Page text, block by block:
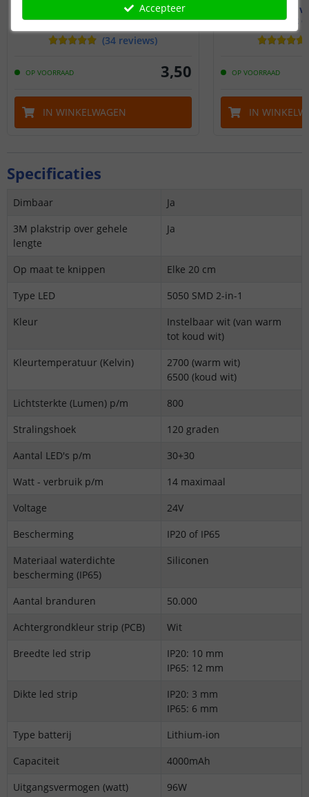
1 meter ledstrip / adapter
verlengkabel
(34 reviews)
OP VOORRAAD 3,50
IN WINKELWAGEN
Accu / batterij
met
OP VOORRAAD
IN
Specificaties
Dimbaar
Ja
3M plakstrip over gehele
lengte
Ja
Op maat te knippen
Elke 20 cm
Type LED
5050 SMD 2-in-1
Kleur
Instelbaar wit (van warm
tot koud wit)
Kleurtemperatuur (Kelvin)
2700 (warm wit)
6500 (koud wit)
Lichtsterkte (Lumen) p/m
800
Stralingshoek
120 graden
Aantal LED's p/m
30+30
Watt - verbruik p/m
14 maximaal
Voltage
24V
Bescherming
IP20 of IP65
Materiaal waterdichte
bescherming (IP65)
Siliconen
Aantal branduren
50.000
Achtergrondkleur strip (PCB)
Wit
Breedte led strip
IP20: 10 mm
IP65: 12 mm
Dikte led strip
IP20: 3 mm
IP65: 6 mm
Type batterij
Lithium-ion
Capaciteit
4000mAh
Uitgangsvermogen (watt)
96W
Accepteer